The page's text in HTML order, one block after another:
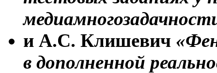
и А.С. Клишевич
в дополненной